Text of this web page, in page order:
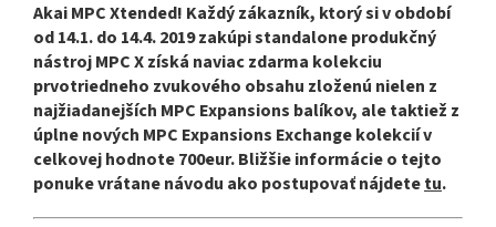
Akai MPC Xtended! Každý zákazník, ktorý si v období
od 14.1. do 14.4. 2019 zakúpi standalone produkčný
nástroj MPC X získá naviac zdarma kolekciu
prvotriedneho zvukového obsahu zloženú nielen z
najžiadanejších MPC Expansions balíkov, ale taktiež z
úplne nových MPC Expansions Exchange kolekcií v
celkovej hodnote 700eur. Bližšie informácie o tejto
ponuke vrátane návodu ako postupovať nájdetetu.